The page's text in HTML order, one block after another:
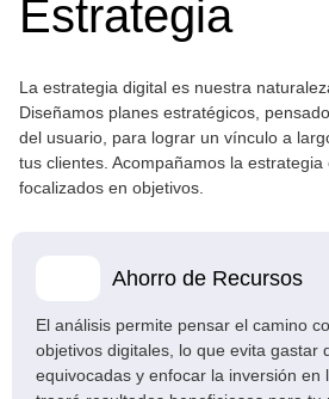
Estrategia
La estrategia digital es nuestra
Diseñamos planes estratégicos,
del usuario, para lograr un vínculo a
tus clientes. Acompañamos la
focalizados en objetivos.
Ahorro de Recursos
El análisis permite pensar el camino
objetivos digitales, lo que evita gastar
equivocadas y enfocar la inversión en